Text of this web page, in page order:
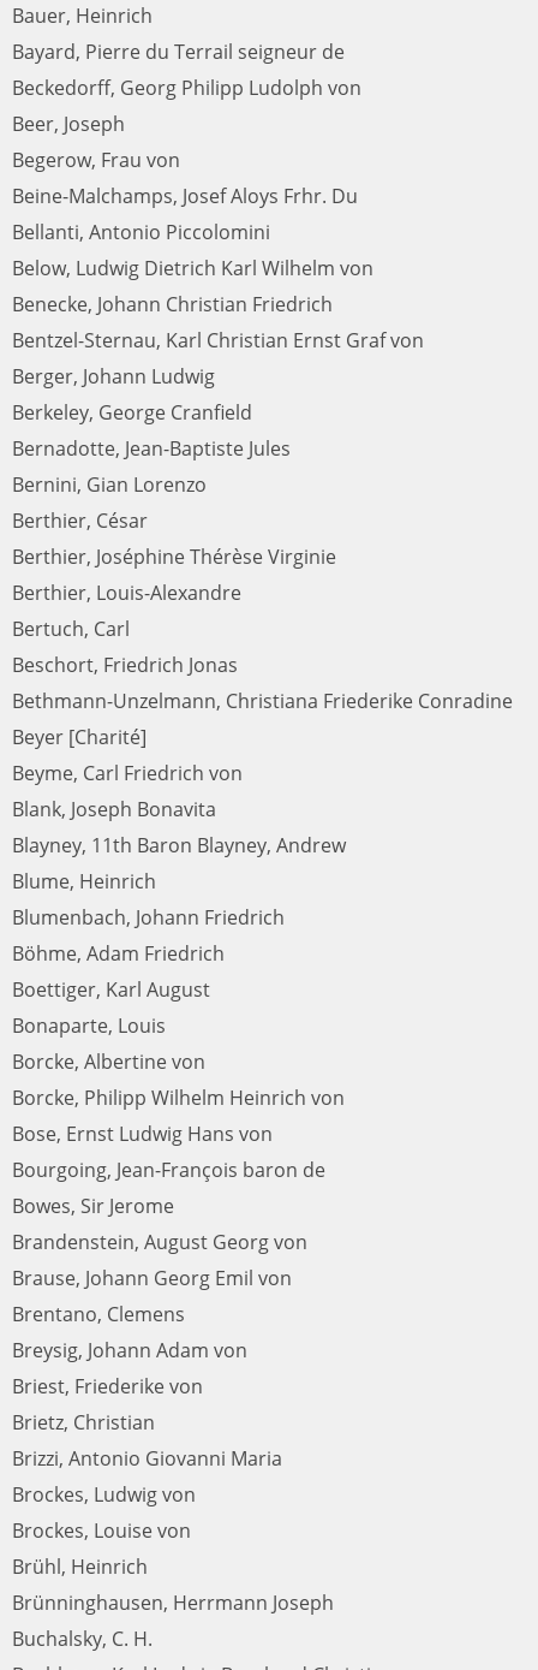
Bauer, Heinrich
Bayard, Pierre du Terrail seigneur de
Beckedorff, Georg Philipp Ludolph von
Beer, Joseph
Begerow, Frau von
Beine-Malchamps, Josef Aloys Frhr. Du
Bellanti, Antonio Piccolomini
Below, Ludwig Dietrich Karl Wilhelm von
Benecke, Johann Christian Friedrich
Bentzel-Sternau, Karl Christian Ernst Graf von
Berger, Johann Ludwig
Berkeley, George Cranfield
Bernadotte, Jean-Baptiste Jules
Bernini, Gian Lorenzo
Berthier, César
Berthier, Joséphine Thérèse Virginie
Berthier, Louis-Alexandre
Bertuch, Carl
Beschort, Friedrich Jonas
Bethmann-Unzelmann, Christiana Friederike Conradine
Beyer [Charité]
Beyme, Carl Friedrich von
Blank, Joseph Bonavita
Blayney, 11th Baron Blayney, Andrew
Blume, Heinrich
Blumenbach, Johann Friedrich
Böhme, Adam Friedrich
Boettiger, Karl August
Bonaparte, Louis
Borcke, Albertine von
Borcke, Philipp Wilhelm Heinrich von
Bose, Ernst Ludwig Hans von
Bourgoing, Jean-François baron de
Bowes, Sir Jerome
Brandenstein, August Georg von
Brause, Johann Georg Emil von
Brentano, Clemens
Breysig, Johann Adam von
Briest, Friederike von
Brietz, Christian
Brizzi, Antonio Giovanni Maria
Brockes, Ludwig von
Brockes, Louise von
Brühl, Heinrich
Brünninghausen, Herrmann Joseph
Buchalsky, C. H.